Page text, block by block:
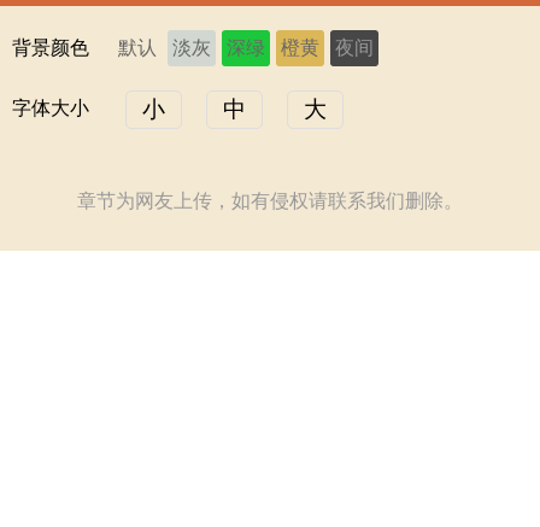
背景颜色 默认 淡灰 深绿 橙黄 夜间
字体大小 小 中 大
章节为网友上传，如有侵权请联系我们删除。